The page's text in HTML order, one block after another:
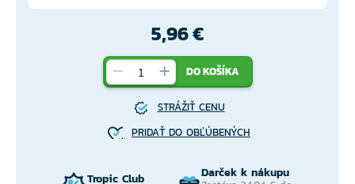
5,96 €
DO KOŠÍKA
STRÁŽIŤ CENU
PRIDAŤ DO OBĽÚBENÝCH
Tropic Club Darček k nákupu